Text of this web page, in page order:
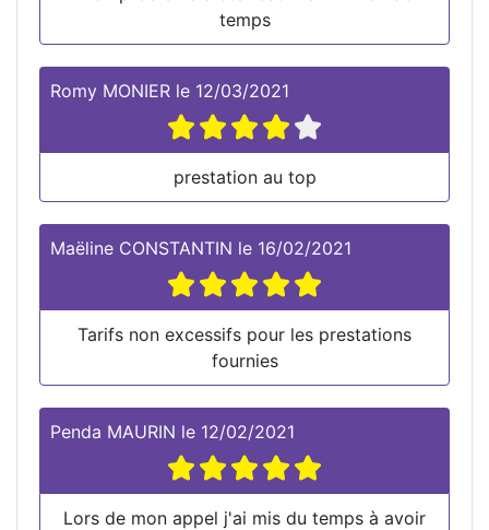
temps
Romy MONIER le 12/03/2021
prestation au top
Maëline CONSTANTIN le 16/02/2021
Tarifs non excessifs pour les prestations
fournies
Penda MAURIN le 12/02/2021
Lors de mon appel j'ai mis du temps à avoir